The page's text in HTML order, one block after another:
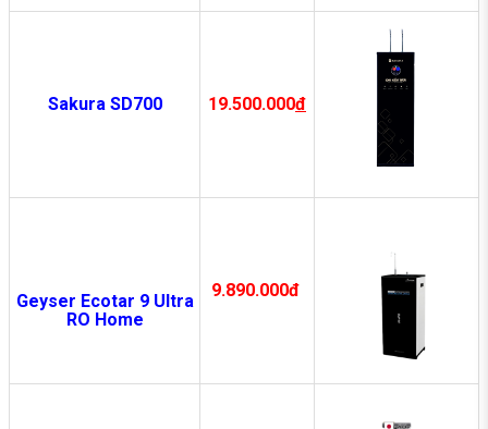
Sakura SD700 19.500.000đ
Geyser Ecotar 9 Ultra
RO Home
9.890.000đ